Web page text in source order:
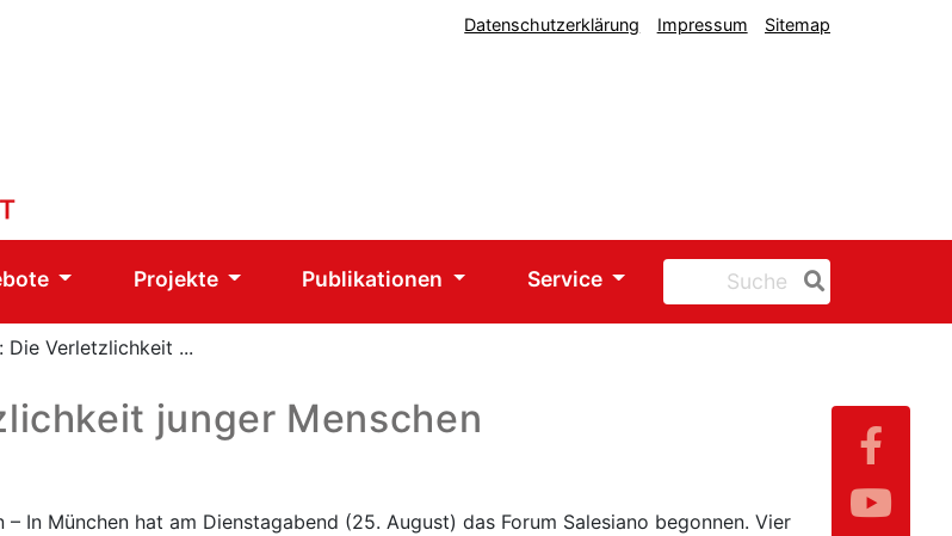
Datenschutzerklärung Impressum Sitemap
Projekte Publikationen Service
Die Verletzlichkeit ...
junger Menschen
– In München hat am Dienstagabend (25. August) das Forum Salesiano begonnen. Vier